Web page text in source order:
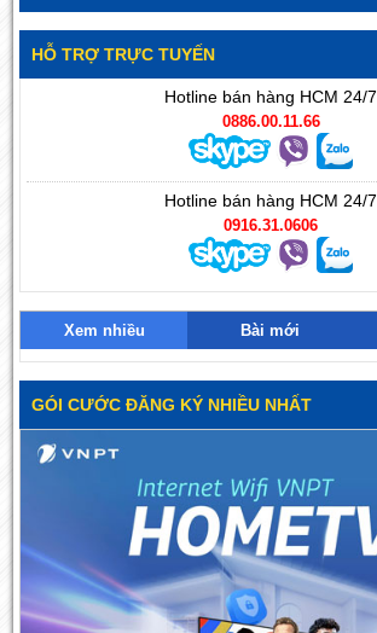
HỖ TRỢ TRỰC TUYẾN
Hotline bán hàng HCM 24/7
0886.00.11.66
Hotline bán hàng HCM 24/7
0916.31.0606
Xem nhiều Bài mới
GÓI CƯỚC ĐĂNG KÝ NHIỀU NHẤT